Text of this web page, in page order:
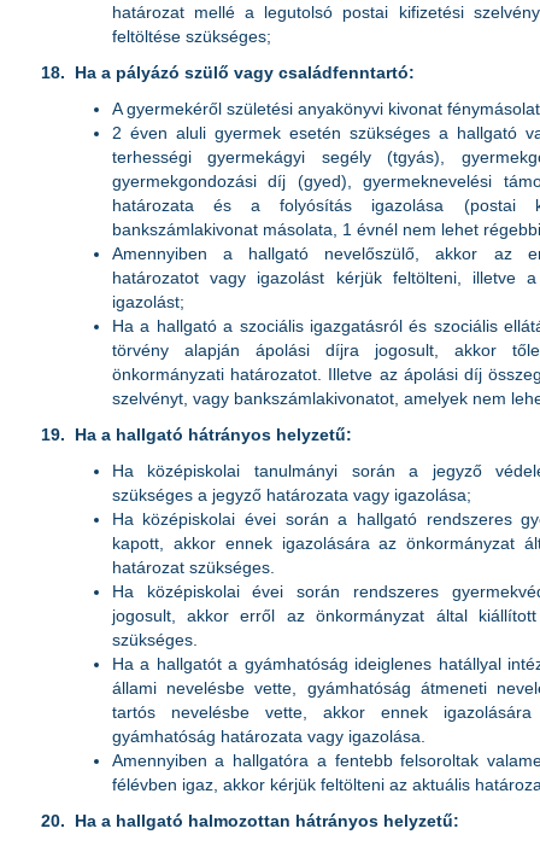
határozat mellé a legutolsó postai kifizetési
feltöltése szükséges;
18. Ha a pályázó szülő vagy családfenntartó:
A gyermekéről születési anyakönyvi kivonat
2 éven aluli gyermek esetén szükséges a hallgató
terhességi gyermekágyi segély (tgyás),
gyermekgondozási díj (gyed), gyermeknevelési
határozata és a folyósítás igazolása (postai
bankszámlakivonat másolata, 1 évnél nem lehet
Amennyiben a hallgató nevelőszülő, akkor az
határozatot vagy igazolást kérjük feltölteni, illetve
igazolást;
Ha a hallgató a szociális igazgatásról és szociális
törvény alapján ápolási díjra jogosult, akkor
önkormányzati határozatot. Illetve az ápolási díj
szelvényt, vagy bankszámlakivonatot, amelyek nem
19. Ha a hallgató hátrányos helyzetű:
Ha középiskolai tanulmányi során a jegyző
szükséges a jegyző határozata vagy igazolása;
Ha középiskolai évei során a hallgató rendszeres
kapott, akkor ennek igazolására az önkormányzat
határozat szükséges.
Ha középiskolai évei során rendszeres
jogosult, akkor erről az önkormányzat által
szükséges.
Ha a hallgatót a gyámhatóság ideiglenes hatállyal
állami nevelésbe vette, gyámhatóság átmeneti
tartós nevelésbe vette, akkor ennek
gyámhatóság határozata vagy igazolása.
Amennyiben a hallgatóra a fentebb felsoroltak
félévben igaz, akkor kérjük feltölteni az aktuális
20. Ha a hallgató halmozottan hátrányos helyzetű: